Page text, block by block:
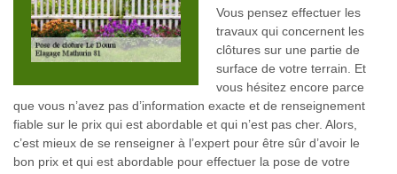
Vous pensez effectuer les
travaux qui concernent les
clôtures sur une partie de
surface de votre terrain. Et
vous hésitez encore parce
que vous n’avez pas d’information exacte et de renseignement
fiable sur le prix qui est abordable et qui n’est pas cher. Alors,
c’est mieux de se renseigner à l’expert pour être sûr d’avoir le
bon prix et qui est abordable pour effectuer la pose de votre